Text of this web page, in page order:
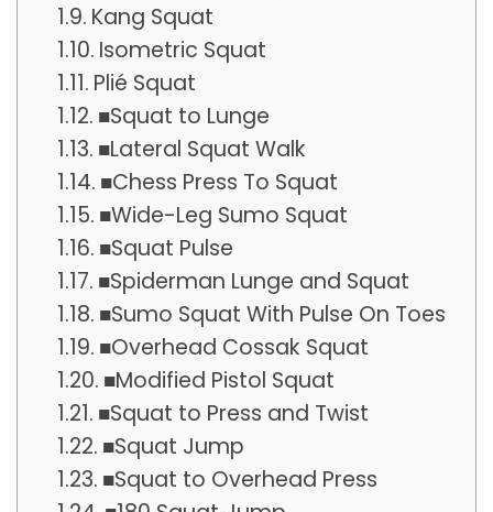
Kang Squat
Isometric Squat
Plié Squat
■Squat to Lunge
■Lateral Squat Walk
■Chess Press To Squat
■Wide-Leg Sumo Squat
■Squat Pulse
■Spiderman Lunge and Squat
■Sumo Squat With Pulse On Toes
■Overhead Cossak Squat
■Modified Pistol Squat
■Squat to Press and Twist
■Squat Jump
■Squat to Overhead Press